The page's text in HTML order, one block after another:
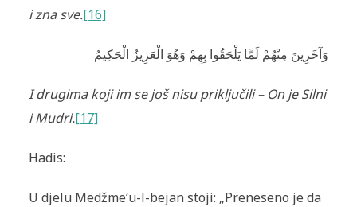
i zna sve.[16]
وَآخَرِ‌ينَ مِنْهُمْ لَمَّا يَلْحَقُوا بِهِمْ وَهُوَ الْعَزِيزُ الْحَكِيمُ
I drugima koji im se još nisu priključili – On je Silni
i Mudri.[17]
Hadis:
U djelu Medžme‘u-l-bejan stoji: „Preneseno je da